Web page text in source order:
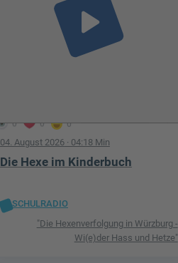
0 0 0
play_arrow
04. August 2026· 04:18 Min
Die Hexe im Kinderbuch
SCHULRADIO
"Die Hexenverfolgung in Würzburg -
Wi(e)der Hass und Hetze"